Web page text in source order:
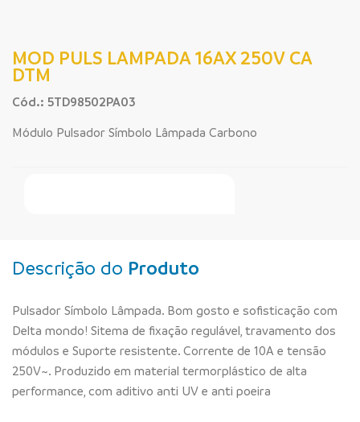
MOD PULS LAMPADA 16AX 250V CA
DTM
Cód.: 5TD98502PA03
Módulo Pulsador Símbolo Lâmpada Carbono
Descrição do Produto
Pulsador Símbolo Lâmpada. Bom gosto e sofisticação com
Delta mondo! Sitema de fixação regulável, travamento dos
módulos e Suporte resistente. Corrente de 10A e tensão
250V~. Produzido em material termorplástico de alta
performance, com aditivo anti UV e anti poeira